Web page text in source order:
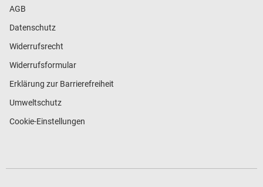
AGB
Datenschutz
Widerrufsrecht
Widerrufsformular
Erklärung zur Barrierefreiheit
Umweltschutz
Cookie-Einstellungen